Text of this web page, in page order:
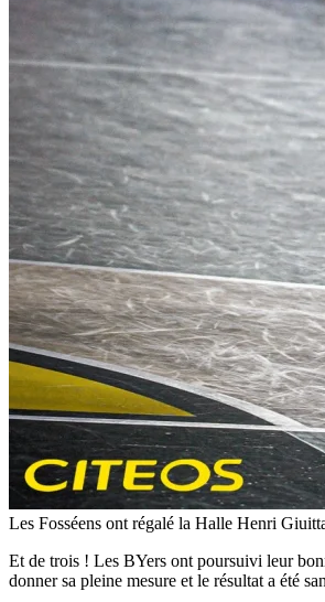
Les Fosséens ont régalé la Halle Henri
Et de trois ! Les BYers ont poursuivi leur
donner sa pleine mesure et le résultat a été